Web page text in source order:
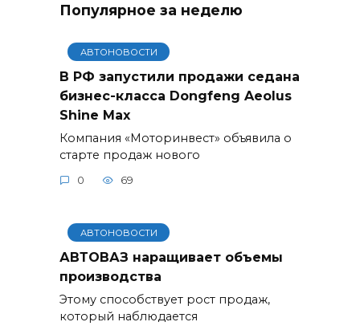
Популярное за неделю
АВТОНОВОСТИ
В РФ запустили продажи седана
бизнес-класса Dongfeng Aeolus
Shine Max
Компания «Моторинвест» объявила о
старте продаж нового
0 69
АВТОНОВОСТИ
АВТОВАЗ наращивает объемы
производства
Этому способствует рост продаж,
который наблюдается